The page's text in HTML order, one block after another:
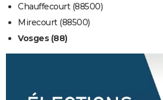
Chauffecourt (88500)
Mirecourt (88500)
Vosges (88)